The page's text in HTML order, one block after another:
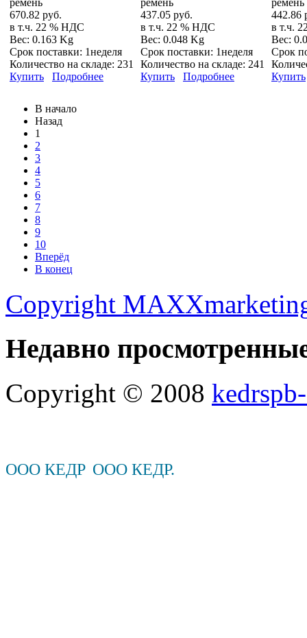
ремень
670.82 руб.
в т.ч. 22 % НДС
Вес: 0.163 Kg
Срок поставки: 1неделя
Количество на складе: 231
Купить
Подробнее
ремень
437.05 руб.
в т.ч. 22 % НДС
Вес: 0.048 Kg
Срок поставки: 1неделя
Количество на складе: 241
Купить
Подробнее
ремень
442.86
в т.ч.
Вес:
Срок
Купить
В начало
Назад
1
2
3
4
5
6
7
8
9
10
Вперёд
В конец
Copyright
Недавно
Copyright © 2008
ООО КЕДР ООО КЕДР.